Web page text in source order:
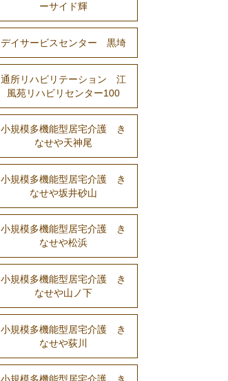
ーサイド輝
デイサービスセンター 黒埼
通所リハビリテーション 江
風苑リハビリセンター100
小規模多機能型居宅介護 き
なせや天神尾
小規模多機能型居宅介護 き
なせや坂井砂山
小規模多機能型居宅介護 き
なせや松浜
小規模多機能型居宅介護 き
なせや山ノ下
小規模多機能型居宅介護 き
なせや荻川